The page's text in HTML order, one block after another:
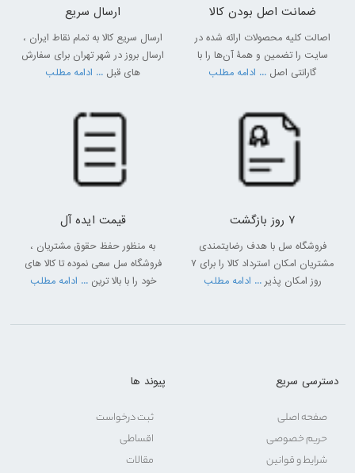
ضمانت اصل بودن کالا
اصالت کلیه محصولات ارائه شده در
سایت را تضمین و همۀ آن‌ها را با
گارانتی اصل ... ادامه مطلب
ارسال سریع
ارسال سریع کالا به تمام نقاط ایران ،
ارسال بروز در شهر تهران برای سفارش
های قبل ... ادامه مطلب
7 روز بازگشت
فروشگاه سل با هدف رضایتمندی
مشتریان امکان استرداد کالا را برای 7
روز امکان پذیر... ادامه مطلب
قیمت ایده آل
به منظور حفظ حقوق مشتریان ،
فروشگاه سل سعی نموده تا کالا های
خود را با بالا ترین ... ادامه مطلب
دسترسی سریع
صفحه اصلی
حریم خصوصی
شرایط و قوانین
پیوند ها
ثبت درخواست
اقساطی
مقالات